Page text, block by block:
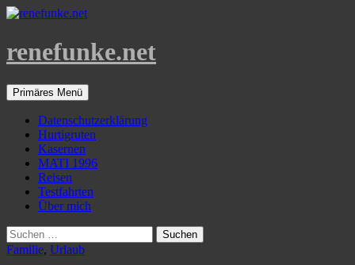
Zum
renefunke.net
Suchen
Primäres Menü
Datenschutzerklärung
Hurtigruten
Kasernen
MATI 1996
Reisen
Testfahrten
Über mich
Suchen
nach:
Familie, Urlaub